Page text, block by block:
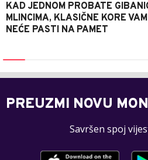
KAD JEDNOM PROBATE
MLINCIMA, KLASIČNE KORE
NEĆE PASTI NA PAMET
PREUZMI NOVU
Savršen spoj